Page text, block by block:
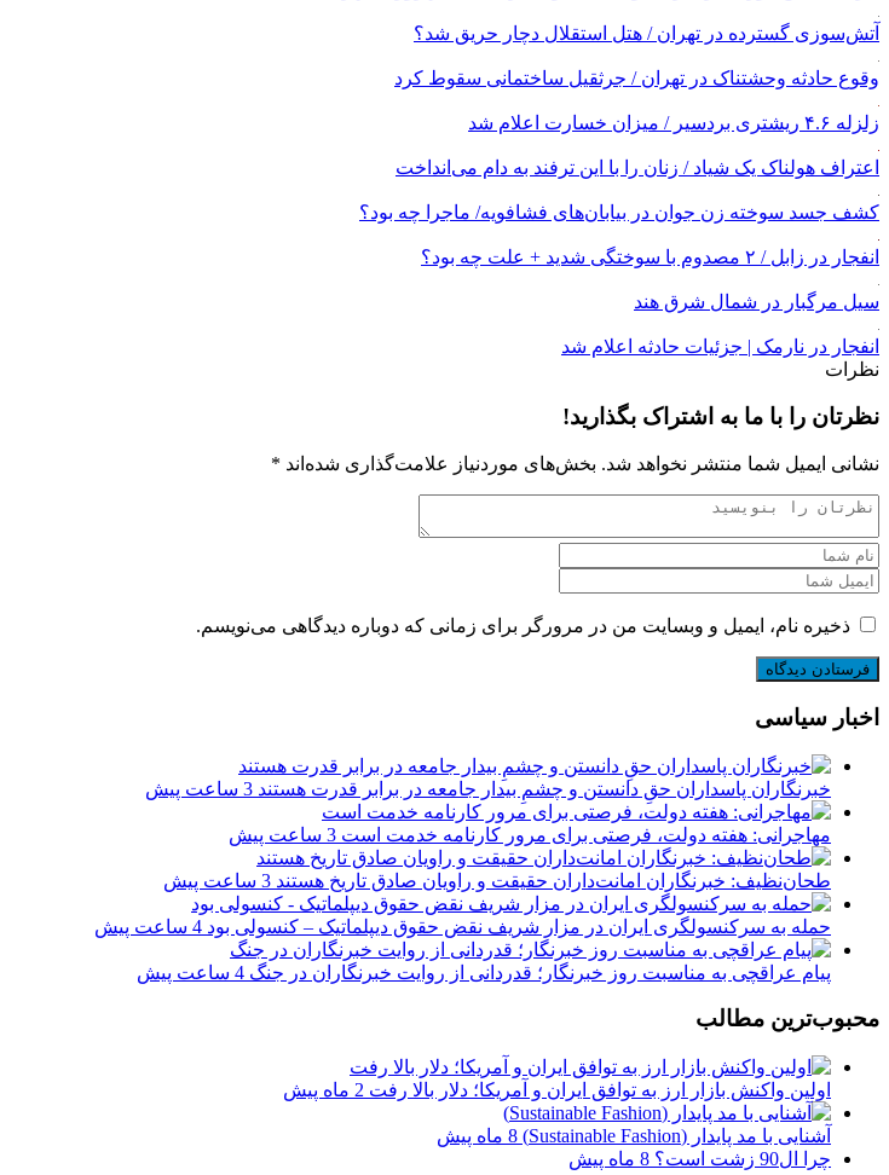
آتش‌سوزی گسترده در تهران / هتل استقلال دچار حریق شد؟
وقوع حادثه وحشتناک در تهران / جرثقیل ساختمانی سقوط کرد
زلزله ۴.۶ ریشتری بردسیر / میزان خسارت اعلام شد
اعتراف هولناک یک شیاد / زنان را با این ترفند به دام می‌انداخت
کشف جسد سوخته زن جوان در بیابان‌های فشافویه/ ماجرا چه بود؟
انفجار در زابل / ۲ مصدوم با سوختگی شدید + علت چه بود؟
سیل مرگبار در شمال شرق هند
انفجار در نارمک | جزئیات حادثه اعلام شد
نظرات
نظرتان را با ما به اشتراک بگذارید!
نشانی ایمیل شما منتشر نخواهد شد. بخش‌های موردنیاز علامت‌گذاری شده‌اند *
ذخیره نام، ایمیل و وبسایت من در مرورگر برای زمانی که دوباره دیدگاهی می‌نویسم.
اخبار سیاسی
‏خبرنگاران پاسداران حقِ دانستن و چشمِ بیدار جامعه در برابر قدرت هستند 3 ساعت پیش
مهاجرانی: هفته دولت، فرصتی برای مرور کارنامه خدمت است 3 ساعت پیش
طحان‌نظیف: خبرنگاران امانت‌داران حقیقت و راویان صادق تاریخ‌ هستند 3 ساعت پیش
حمله به سرکنسولگری ایران در مزار شریف نقض حقوق دیپلماتیک – کنسولی بود 4 ساعت پیش
پیام عراقچی به مناسبت روز خبرنگار؛ قدردانی از روایت خبرنگاران در جنگ 4 ساعت پیش
محبوب‌ترین مطالب
اولین واکنش بازار ارز به توافق ایران و آمریکا؛ دلار بالا رفت 2 ماه پیش
آشنایی با مد پایدار (Sustainable Fashion)
8 ماه پیش
چرا ال90 زشت است؟
8 ماه پیش